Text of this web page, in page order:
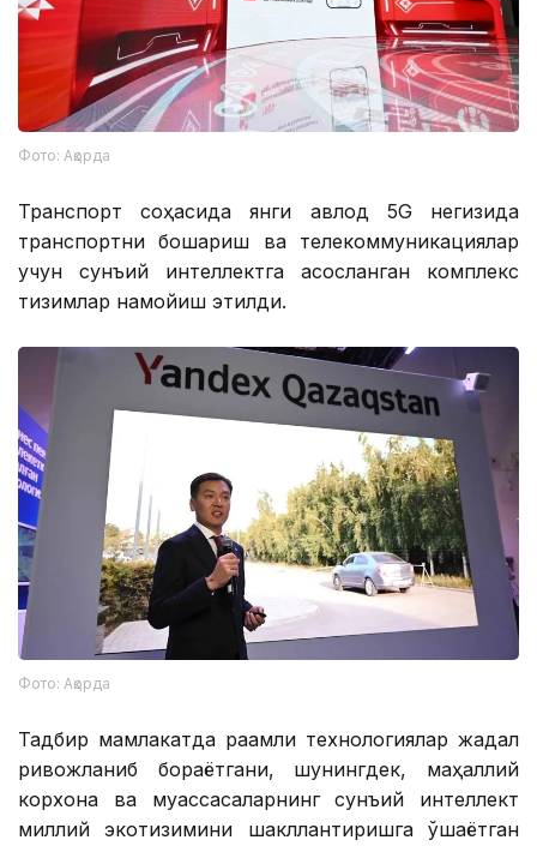
Фото: Ақорда
Транспорт соҳасида янги авлод 5G негизида
транспортни бошқариш ва телекоммуникациялар
учун сунъий интеллектга асосланган комплекс
тизимлар намойиш этилди.
Фото: Ақорда
Тадбир мамлакатда рақамли технологиялар жадал
ривожланиб бораётгани, шунингдек, маҳаллий
корхона ва муассасаларнинг сунъий интеллект
миллий экотизимини шакллантиришга қўшаётган